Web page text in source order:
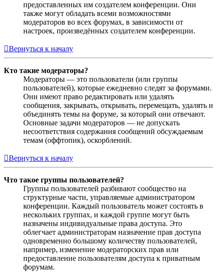
предоставленных им создателем конференции. Они
также могут обладать всеми возможностями
модераторов во всех форумах, в зависимости от
настроек, произведённых создателем конференции.
Вернуться к началу
Кто такие модераторы?
Модераторы — это пользователи (или группы
пользователей), которые ежедневно следят за форумами.
Они имеют право редактировать или удалять
сообщения, закрывать, открывать, перемещать, удалять и
объединять темы на форуме, за который они отвечают.
Основные задачи модераторов — не допускать
несоответствия содержания сообщений обсуждаемым
темам (оффтопик), оскорблений.
Вернуться к началу
Что такое группы пользователей?
Группы пользователей разбивают сообщество на
структурные части, управляемые администратором
конференции. Каждый пользователь может состоять в
нескольких группах, и каждой группе могут быть
назначены индивидуальные права доступа. Это
облегчает администраторам назначение прав доступа
одновременно большому количеству пользователей,
например, изменение модераторских прав или
предоставление пользователям доступа к приватным
форумам.